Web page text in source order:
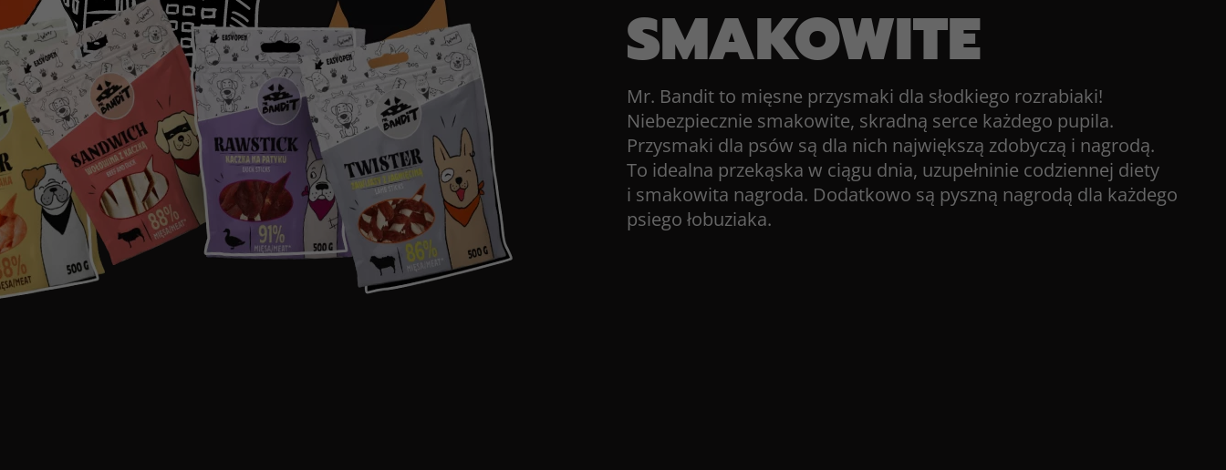
SMAKOWITE
Mr. Bandit to mięsne przysmaki dla słodkiego rozrabiaki!
Niebezpiecznie smakowite, skradną serce każdego pupila.
Przysmaki dla psów są dla nich największą zdobyczą i nagrodą.
To idealna przekąska w ciągu dnia, uzupełninie codziennej diety
i smakowita nagroda. Dodatkowo są pyszną nagrodą dla każdego
psiego łobuziaka.